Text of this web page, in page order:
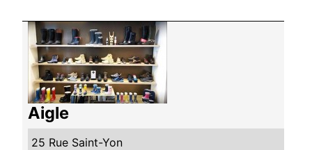
Aigle
25 Rue Saint-Yon